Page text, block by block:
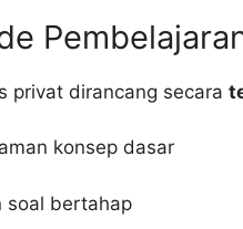
privat dirancang secara
konsep dasar
soal bertahap